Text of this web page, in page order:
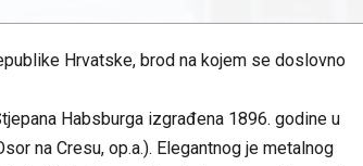
Hrvatske, brod na kojem se doslovno
Habsburga izgrađena 1896. godine u
na Cresu, op.a.). Elegantnog je metalnog